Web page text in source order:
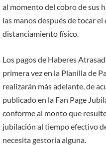
al momento del cobro de sus
las manos después de tocar
distanciamiento físico.
Los pagos de Haberes
primera vez en la Planilla de
realizarán más adelante, de
publicado en la Fan Page
conforme al monto que
jubilación al tiempo efectivo
necesita gestoría alguna.